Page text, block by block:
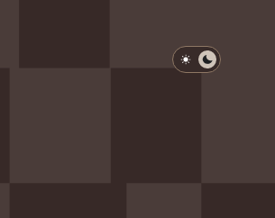
淺色模式
深色模式